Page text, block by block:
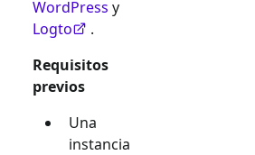
WordPress y
Logto
.
Requisitos
previos
Una
instancia